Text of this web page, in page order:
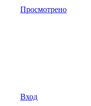
Просмотрено
Вход